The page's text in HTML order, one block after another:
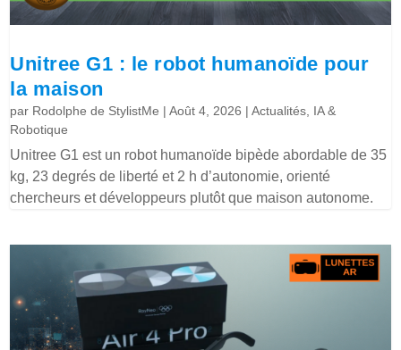
Unitree G1 : le robot humanoïde pour
la maison
par Rodolphe de StylistMe |Août 4, 2026 |Actualités, IA &
Robotique
Unitree G1 est un robot humanoïde bipède abordable de 35
kg, 23 degrés de liberté et 2 h d’autonomie, orienté
chercheurs et développeurs plutôt que maison autonome.